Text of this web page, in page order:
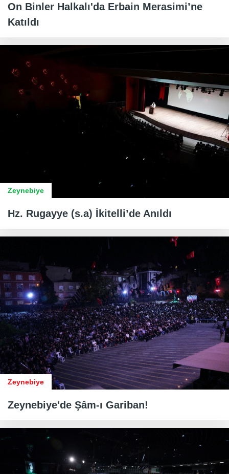
On Binler Halkalı'da Erbain Merasimi’ne
Katıldı
Zeynebiye
Hz. Rugayye (s.a) İkitelli’de Anıldı
Zeynebiye
Zeynebiye'de Şâm-ı Gariban!